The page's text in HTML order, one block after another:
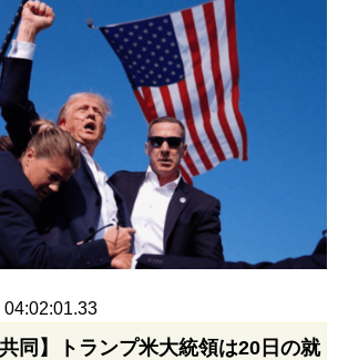
04:02:01.33
同】トランプ米大統領は20日の就